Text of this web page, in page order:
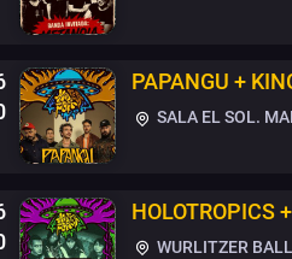
PAPANGU +
SALA EL SOL.
HOLOTROPICS
WURLITZER